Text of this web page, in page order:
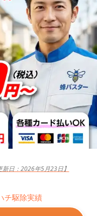
新日：2026年5月23日】
チ駆除実績